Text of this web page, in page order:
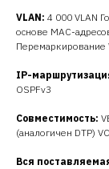
VLAN: 4 000 VLAN
основе MAC-
Перемаркирование
IP-
OSPFv3
Совместимость:
(аналогичен DTP)
Вся